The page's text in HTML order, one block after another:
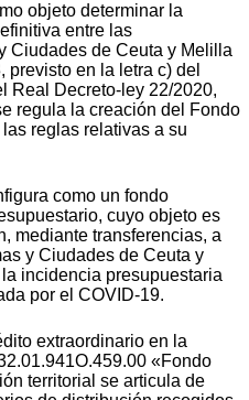
objeto determinar la
entre las
Ciudades de Ceuta y Melilla
previsto en la letra c) del
Real Decreto-ley 22/2020,
regula la creación del Fondo
reglas relativas a su
como un fondo
cuyo objeto es
mediante transferencias, a
y Ciudades de Ceuta y
incidencia presupuestaria
por el COVID-19.
extraordinario en la
«Fondo
territorial se articula de